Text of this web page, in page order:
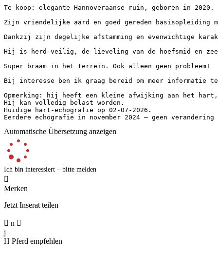
Te koop: elegante Hannoveraanse ruin, geboren in
Zijn vriendelijke aard en goed gereden basisopleiding
Dankzij zijn degelijke afstamming en evenwichtige
Hij is herd-veilig, de lieveling van de hoefsmid en
Super braam in het terrein. Ook alleen geen probleem!
Bij interesse ben ik graag bereid om meer informatie
Opmerking: hij heeft een kleine afwijking aan het
Hij kan volledig belast worden.
Huidige hart-echografie op 02-07-2026.
Eerdere echografie in november 2024 – geen
Automatische Übersetzung anzeigen
Ich bin interessiert – bitte melden

Merken
Jetzt Inserat teilen
 n 
j
H Pferd empfehlen